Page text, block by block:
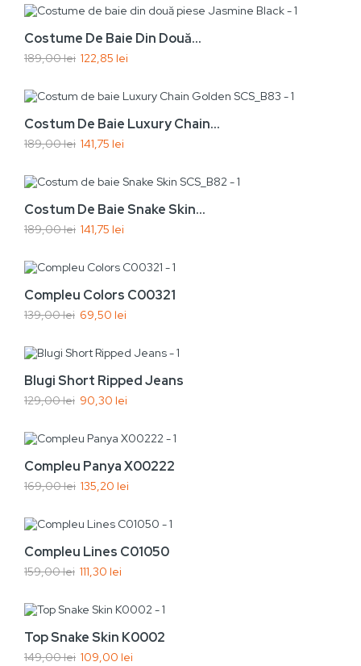
-35%
Nou
Costume De Baie Din Două...
189,00 lei 122,85 lei
-25%
Nou
Costum De Baie Luxury Chain...
189,00 lei 141,75 lei
-25%
Nou
Costum De Baie Snake Skin...
189,00 lei 141,75 lei
-50%
Nou
Compleu Colors C00321
139,00 lei 69,50 lei
-30%
Nou
Blugi Short Ripped Jeans
129,00 lei 90,30 lei
-20%
Nou
Compleu Panya X00222
169,00 lei 135,20 lei
-30%
Nou
Compleu Lines C01050
159,00 lei 111,30 lei
-40,00 lei
Nou
Top Snake Skin K0002
149,00 lei 109,00 lei